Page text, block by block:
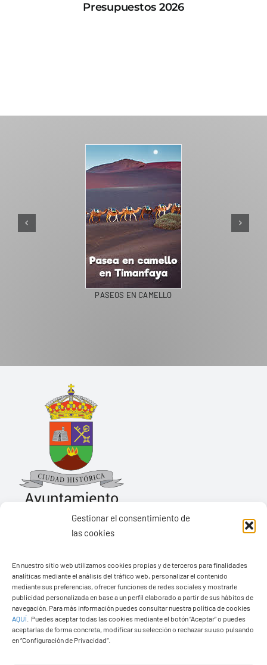
Gestionar el consentimiento de
las cookies
En nuestro sitio web utilizamos cookies propias y de terceros para finalidades
analíticas mediante el análisis del tráfico web, personalizar el contenido
mediante sus preferencias, ofrecer funciones de redes sociales y mostrarle
publicidad personalizada en base a un perfil elaborado a partir de sus hábitos de
navegación. Para más información puedes consultar nuestra política de cookies
AQUÍ
Puedes aceptar todas las cookies mediante el botón “Aceptar” o puedes
aceptarlas de forma concreta, modificar su selección o rechazar su uso pulsando
en “Configuración de Privacidad”.
Presupuestos 2026
PASEOS EN CAMELLO
Pza. de Los Remedios, 1
35570 – Yaiza
Tel:928 83 62 20